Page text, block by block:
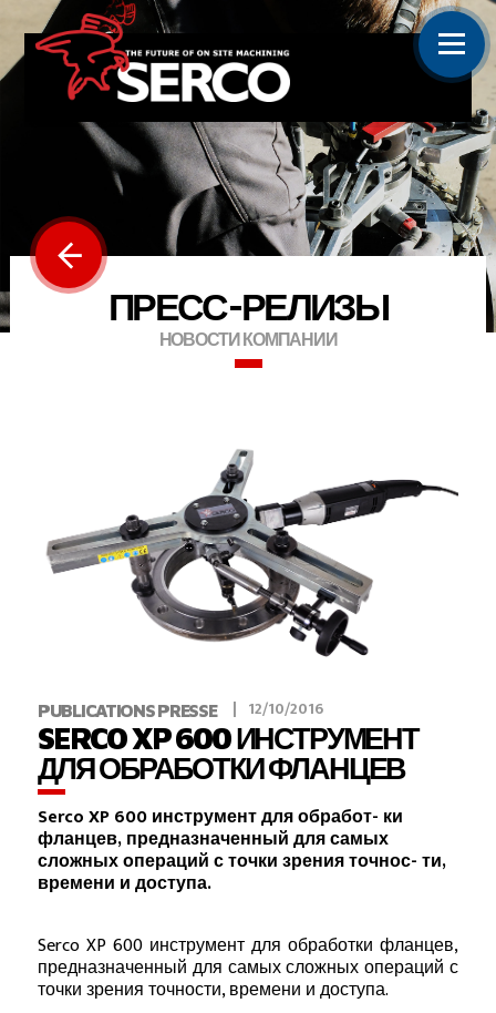
ПРЕСС-РЕЛИЗЫ
НОВОСТИ КОМПАНИИ
PUBLICATIONS PRESSE 12/10/2016
SERCO XP 600 ИНСТРУМЕНТ
ДЛЯ ОБРАБОТКИ ФЛАНЦЕВ
Serco XP 600 инструмент для обработ- ки
фланцев, предназначенный для самых
сложных операций с точки зрения точнос- ти,
времени и доступа.
Serco XP 600 инструмент для обработки фланцев,
предназначенный для самых сложных операций с
точки зрения точности, времени и доступа.